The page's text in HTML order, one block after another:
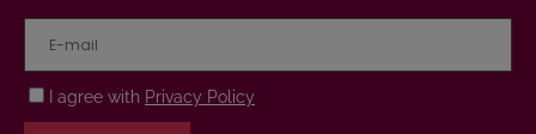
I agree with Privacy Policy